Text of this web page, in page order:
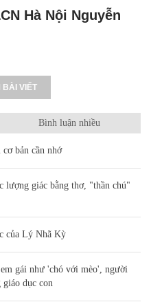
Hà Nội Nguyễn
BÀI VIẾT
Bình luận nhiều
bản cần nhớ
lượng giác bằng thơ, "thần chú"
của Lý Nhã Kỳ
gái như 'chó với mèo', người
dục con